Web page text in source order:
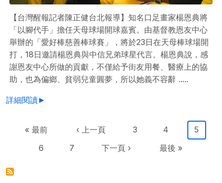
【台灣醒報記者陳正健台北報導】知名口足畫家楊恩典將
「以腳代手」擔任天母球場開球嘉賓。由基督教恩友中心
舉辦的「愛好棒慈善棒球賽」，將於23日在天母棒球場開
打，18日邀請楊恩典與中信兄弟球星代言。楊恩典說，感
謝恩友中心所做的貢獻，不僅給予街友用餐、醫療上的協
助，也為偏鄉、貧弱兒童圓夢，所以她義不容辭 .....
詳細閱讀►
Pagination
First page
« 最前 Previous page
‹ 上一頁 Page
3 Page
4 目前頁
5
Page
6 Page
7 下一頁
下一頁 › Last page
最後 »